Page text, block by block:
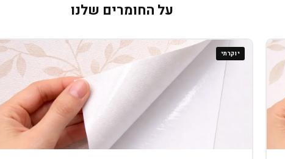
על החומרים שלנו
יוקרתי